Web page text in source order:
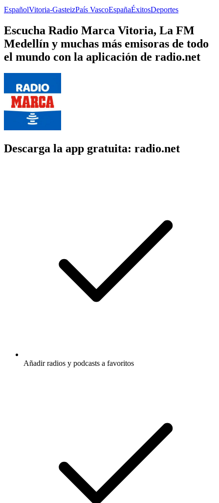
EspañolVitoria-GasteizPaís VascoEspañaÉxitosDeportes
Escucha Radio Marca Vitoria, La FM
Medellín y muchas más emisoras de todo
el mundo con la aplicación de radio.net
Descarga la app gratuita: radio.net
Añadir radios y podcasts a favoritos